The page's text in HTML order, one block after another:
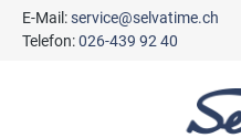
springen
E-Mail:service@selvatime.ch
Telefon:026-439 92 40